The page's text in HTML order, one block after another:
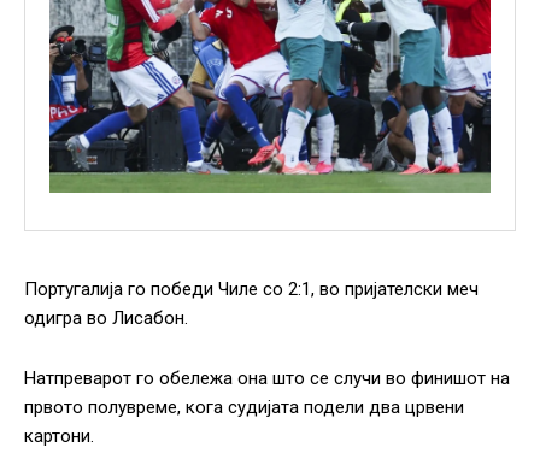
Португалија го победи Чиле со 2:1, во пријателски меч
одигра во Лисабон.
Натпреварот го обележа она што се случи во финишот на
првото полувреме, кога судијата подели два црвени
картони.